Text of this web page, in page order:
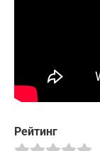
Рейтинг